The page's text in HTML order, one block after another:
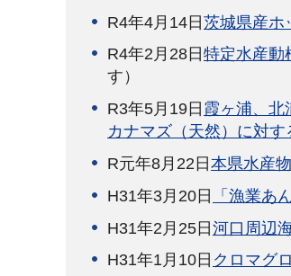
R4年4月14日茨城県産ホ
R4年2月28日 特定水産動
す）
R3年5月19日 霞ヶ浦、北
カナマズ（天然）に対す
R元年8月22日本県水産
H31年3月20日
「漁業あ
H31年2月25日河口周辺
H31年1月10日 クロマグ